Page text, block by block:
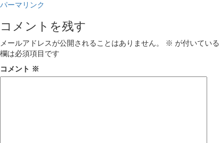
パーマリンク
コメントを残す
メールアドレスが公開されることはありません。 ※ が付いている
欄は必須項目です
コメント ※